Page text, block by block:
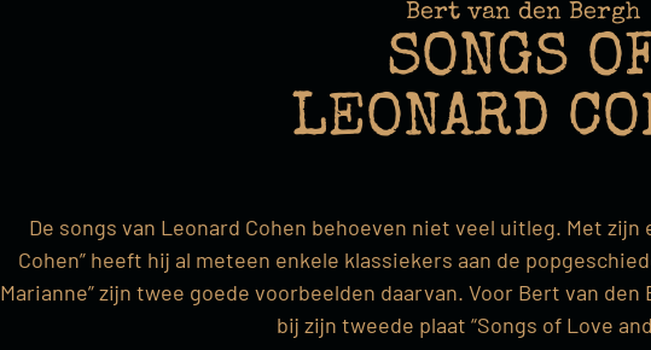
Bert van den Bergh
SONGS
LEONARD
De songs van Leonard Cohen behoeven niet veel uitleg. Met zijn
Cohen” heeft hij al meteen enkele klassiekers aan de
Marianne” zijn twee goede voorbeelden daarvan. Voor Bert van
bij zijn tweede plaat “Songs of Love and